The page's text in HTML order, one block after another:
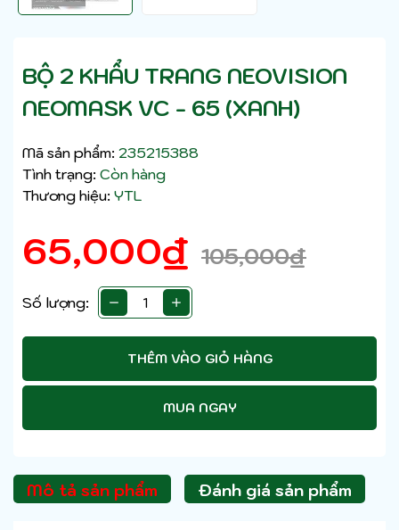
BỘ 2 KHẨU TRANG NEOVISION
NEOMASK VC - 65 (XANH)
Mã sản phẩm: 235215388
Tình trạng: Còn hàng
Thương hiệu: YTL
65,000₫ 105,000₫
Số lượng:
THÊM VÀO GIỎ HÀNG
MUA NGAY
Mô tả sản phẩm Đánh giá sản phẩm